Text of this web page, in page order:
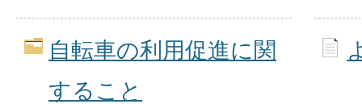
自転車の利用促進に関
すること